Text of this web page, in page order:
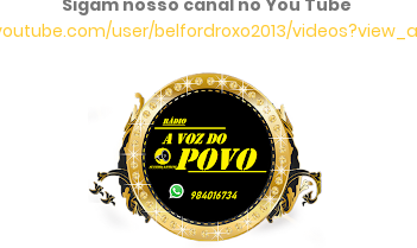
Sigam nosso canal no You Tube
user/belfordroxo2013/